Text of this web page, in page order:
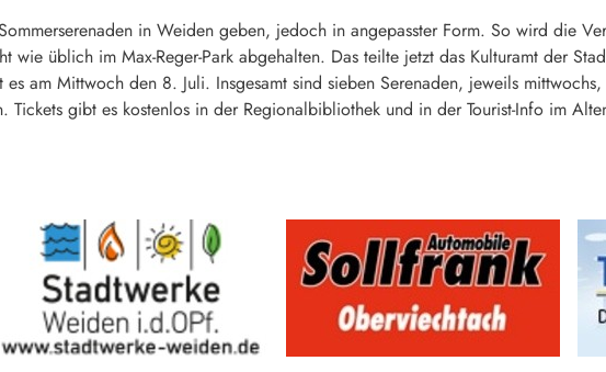
in Weiden geben, jedoch in angepasster Form. So wird die
wie üblich im Max-Reger-Park abgehalten. Das teilte jetzt das Kulturamt der
am Mittwoch den 8. Juli. Insgesamt sind sieben Serenaden, jeweils
Tickets gibt es kostenlos in der Regionalbibliothek und in der Tourist-Info im